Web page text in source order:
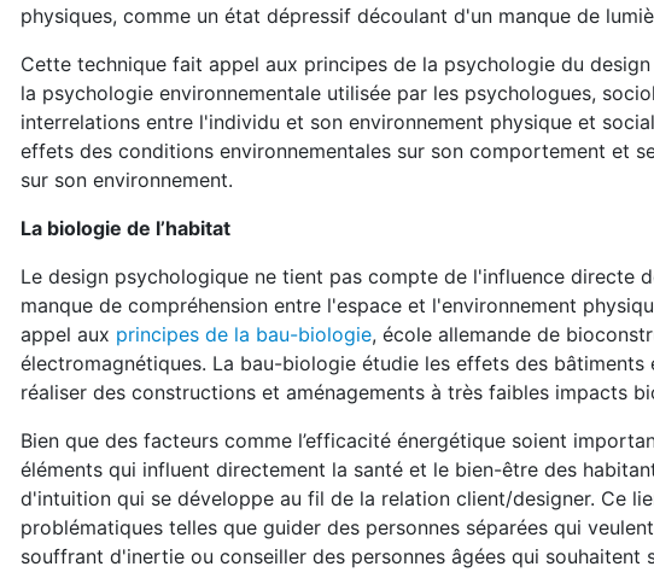
physiques, comme un état dépressif découlant d'un manque de
Cette technique fait appel aux principes de la psychologie du
la psychologie environnementale utilisée par les psychologues,
interrelations entre l'individu et son environnement physique et
effets des conditions environnementales sur son comportement et
sur son environnement.
La biologie de l’habitat
Le design psychologique ne tient pas compte de l'influence directe
manque de compréhension entre l'espace et l'environnement
appel aux principes de la bau-biologie, école allemande de
électromagnétiques. La bau-biologie étudie les effets des bâtiments
réaliser des constructions et aménagements à très faibles impacts
Bien que des facteurs comme l’efficacité énergétique soient
éléments qui influent directement la santé et le bien-être des
d'intuition qui se développe au fil de la relation client/designer. Ce
problématiques telles que guider des personnes séparées qui
souffrant d'inertie ou conseiller des personnes âgées qui souhaitent